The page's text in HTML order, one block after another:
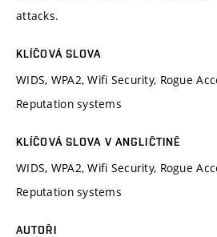
attacks.
KLÍČOVÁ SLOVA
WIDS, WPA2, Wifi Security, Rogue
Reputation systems
KLÍČOVÁ SLOVA V ANGLIČTINĚ
WIDS, WPA2, Wifi Security, Rogue
Reputation systems
AUTOŘI